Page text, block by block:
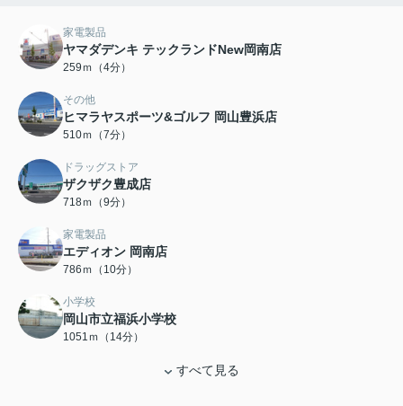
家電製品
ヤマダデンキ テックランドNew岡南店
259ｍ（4分）
その他
ヒマラヤスポーツ&ゴルフ 岡山豊浜店
510ｍ（7分）
ドラッグストア
ザクザク豊成店
718ｍ（9分）
家電製品
エディオン 岡南店
786ｍ（10分）
小学校
岡山市立福浜小学校
1051ｍ（14分）
すべて見る